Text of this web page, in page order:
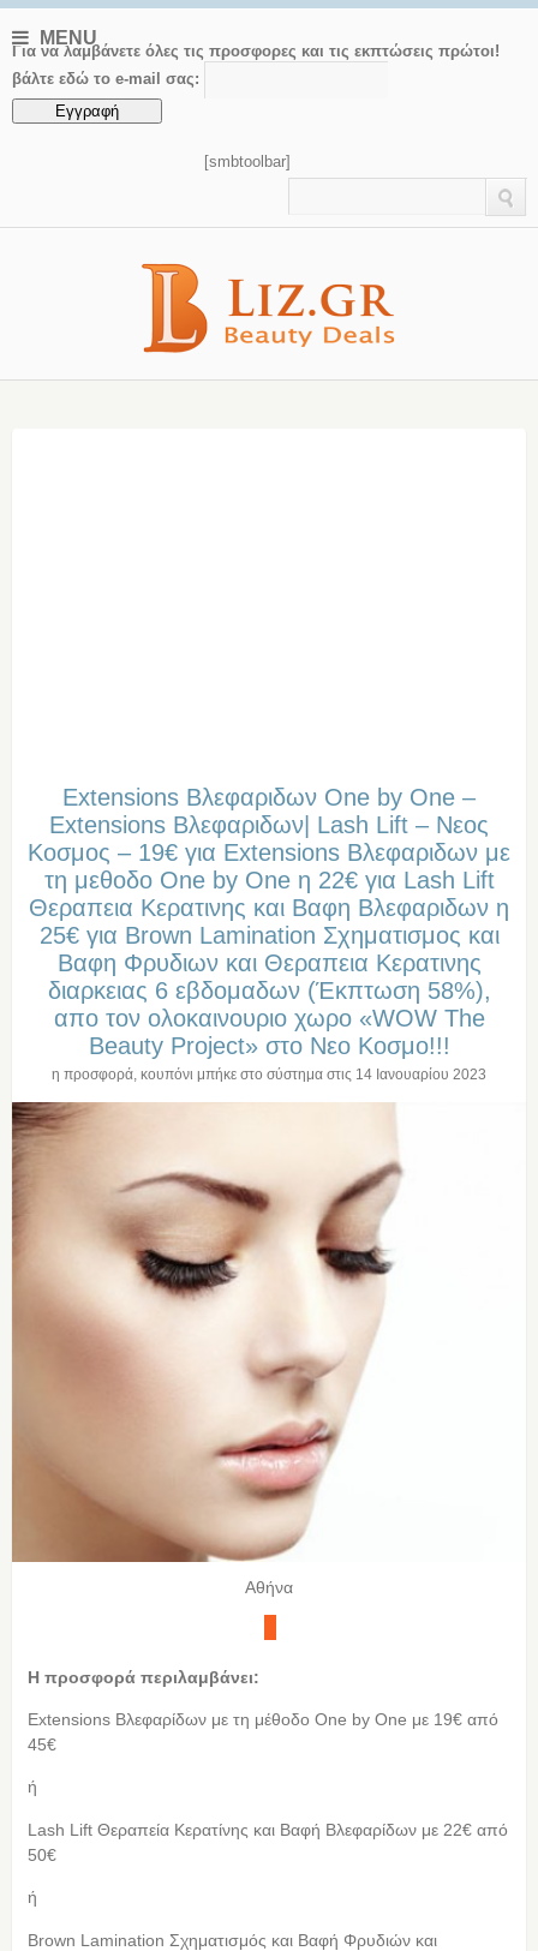
MENU
Για να λαμβάνετε όλες τις προσφορες και τις εκπτώσεις πρώτοι!
βάλτε εδώ το e-mail σας:
[smbtoolbar]
Extensions Βλεφαριδων Οne by Οne –
Extensions Βλεφαριδων| Lash Lift – Νεος
Κοσμος – 19€ για Extensions Βλεφαριδων με
τη μεθοδο Οne by Οne η 22€ για Lash Lift
Θεραπεια Κερατινης και Βαφη Βλεφαριδων η
25€ για Brown Lamination Σχηματισμος και
Βαφη Φρυδιων και Θεραπεια Κερατινης
διαρκειας 6 εβδομαδων (Έκπτωση 58%),
απο τον ολοκαινουριο χωρο «WOW The
Beauty Project» στo Νεο Κοσμο!!!
η προσφορά, κουπόνι μπήκε στο σύστημα στις 14 Ιανουαρίου 2023
Αθήνα
Η προσφορά περιλαμβάνει:
Extensions Βλεφαρίδων με τη μέθοδο Οne by Οne με 19€ από
45€
ή
Lash Lift Θεραπεία Κερατίνης και Βαφή Βλεφαρίδων με 22€ από
50€
ή
Brown Lamination Σχηματισμός και Βαφή Φρυδιών και